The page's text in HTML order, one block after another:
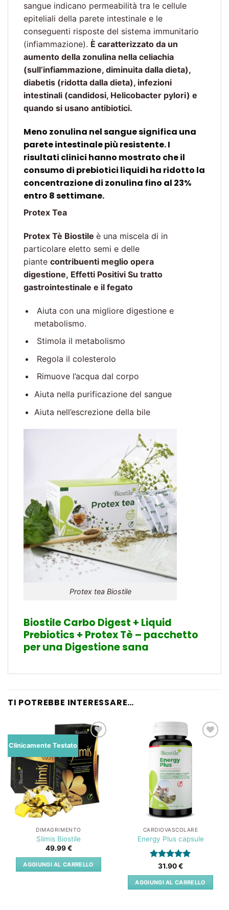
sangue indicano permeabilità tra le cellule
epiteliali della parete intestinale e le
conseguenti risposte del sistema immunitario
(infiammazione). È caratterizzato da un
aumento della zonulina nella celiachia
(sull’infiammazione, diminuita dalla dieta),
diabetis (ridotta dalla dieta), infezioni
intestinali (candidosi, Helicobacter pylori) e
quando si usano antibiotici.
Meno zonulina nel sangue significa una
parete intestinale più resistente. I
risultati clinici hanno mostrato che il
consumo di prebiotici liquidi ha ridotto la
concentrazione di zonulina fino al 23%
entro 8 settimane.
Protex Tea
Protex Tè Biostile è una miscela di in
particolare eletto semi e delle
piante contribuenti meglio opera
digestione, Effetti Positivi Su tratto
gastrointestinale e il fegato
Aiuta con una migliore digestione e
metabolismo.
Stimola il metabolismo
Regola il colesterolo
Rimuove l’acqua dal corpo
Aiuta nella purificazione del sangue
Aiuta nell’escrezione della bile
Protex tea Biostile
Biostile Carbo Digest + Liquid
Prebiotics + Protex Tè – pacchetto
per una Digestione sana
TI POTREBBE INTERESSARE…
Clinicamente Testato
Lista
dei
desideri
DIMAGRIMENTO
Slimis Biostile
49.99€
AGGIUNGI AL CARRELLO
CARDIOVASCOLARE
Energy Plus capsule
Valutato5
su 5
31.90€
AGGIUNGI AL CARRELLO